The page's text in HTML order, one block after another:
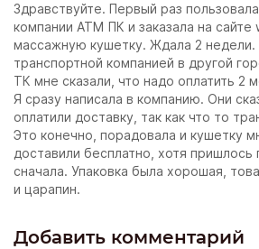
Здравствуйте. Первый раз
компании АТМ ПК и заказала на сайте
массажную кушетку. Ждала 2 недели.
транспортной компанией в другой
ТК мне сказали, что надо оплатить 2
Я сразу написала в компанию. Они
оплатили доставку, так как что то
Это конечно, порадовала и кушетку
доставили бесплатно, хотя пришлось
сначала. Упаковка была хорошая,
и царапин.
Добавить комментарий